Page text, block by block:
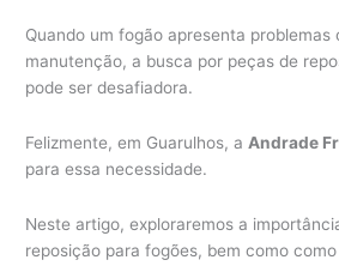
Quando um fogão apresenta problemas
manutenção, a busca por peças de
pode ser desafiadora.
Felizmente, em Guarulhos, a Andrade
para essa necessidade.
Neste artigo, exploraremos a
reposição para fogões, bem como